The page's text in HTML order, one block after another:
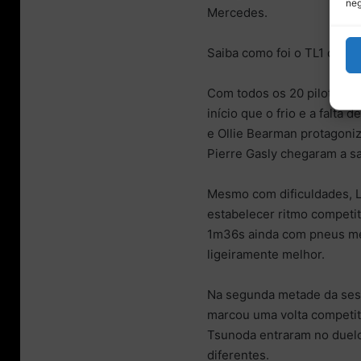
Mercedes.
Saiba como foi o TL1 do
Com todos os 20 pilotos
início que o frio e a falta
e Ollie Bearman
Pierre Gasly chegaram a
Mesmo com dificuldades,
estabelecer ritmo
1m36s ainda com pneus
ligeiramente melhor.
Na segunda metade da
marcou uma volta
Tsunoda entraram no
diferentes.